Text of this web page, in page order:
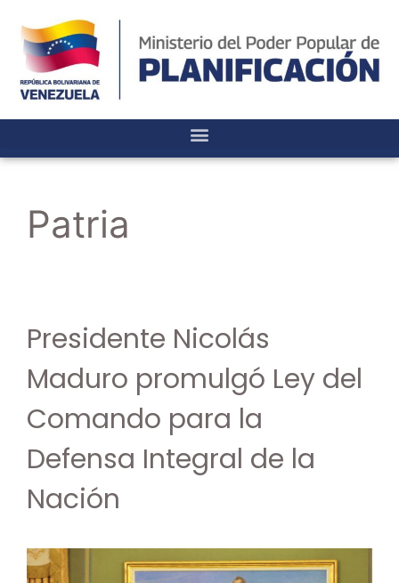
Patria
Presidente Nicolás
Maduro promulgó Ley del
Comando para la
Defensa Integral de la
Nación